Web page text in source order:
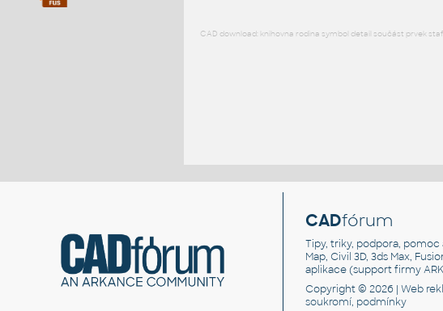
CAD download: knihovna rodina symbol detail součást prvek
CADfórum
Tipy, triky, podpora, pomoc
Map, Civil 3D, 3ds Max,
aplikace (support firmy
Copyright © 2026 |Web
soukromí, podmínky